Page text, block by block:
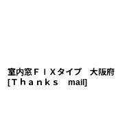
室内窓ＦＩＸタイプ 大阪
[Ｔｈａｎｋｓ mail ]